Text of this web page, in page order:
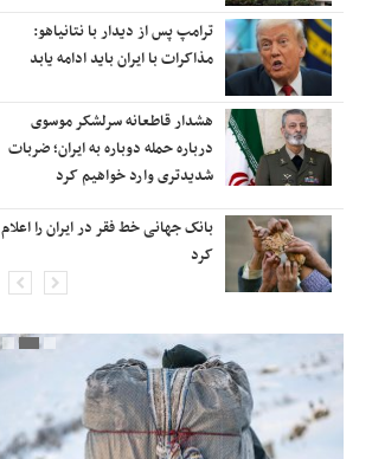
ترامپ پس از دیدار با نتانیاهو:
مذاکرات با ایران باید ادامه یابد
هشدار قاطعانه سرلشکر موسوی
درباره حمله دوباره به ایران؛ ضربات
شدیدتری وارد خواهیم کرد
بانک جهانی خط فقر در ایران را اعلام
کرد
 